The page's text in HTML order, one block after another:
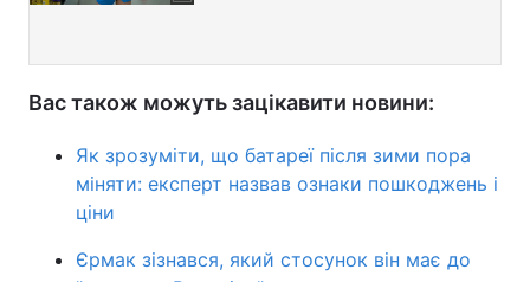
Вас також можуть зацікавити новини:
Як зрозуміти, що батареї після зими пора
міняти: експерт назвав ознаки пошкоджень і
ціни
Єрмак зізнався, який стосунок він має до